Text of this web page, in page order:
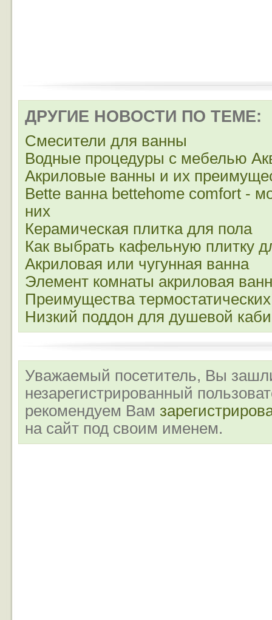
ДРУГИЕ НОВОСТИ ПО ТЕМЕ:
Смесители для ванны
Водные процедуры с мебелью
Акриловые ванны и их
Bette ванна bettehome comfort -
них
Керамическая плитка для пола
Как выбрать кафельную плитку
Акриловая или чугунная ванна
Элемент комнаты акриловая
Преимущества
Низкий поддон для душевой
Уважаемый посетитель, Вы
незарегистрированный
рекомендуем Вам
на сайт под своим именем.